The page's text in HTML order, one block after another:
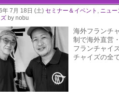
年 7月 18日 (土) セミナー＆イベント , ニュ
by nobu
海外フランチ
制で海外直営
フランチャイ
チャイズの全